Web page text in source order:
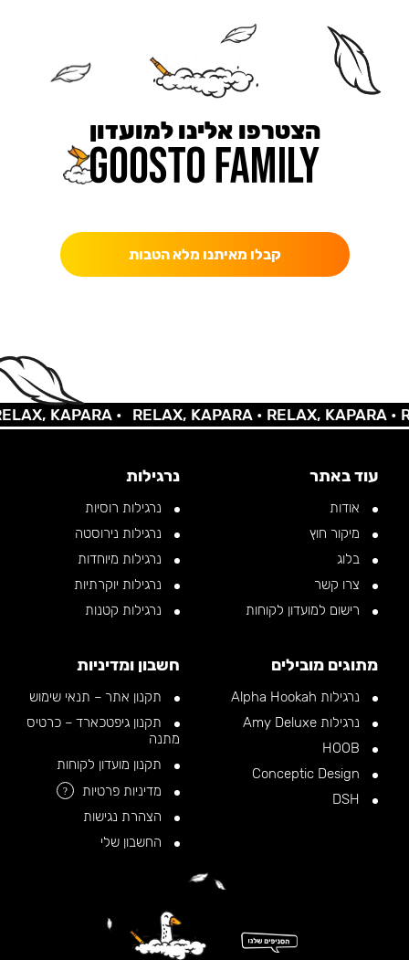
הצטרפו אלינו למועדון
קבלו מאיתנו מלא הטבות
KAPARA • RELAX, KAPARA •RELAX, KAPARA •
עוד באתר
אודות
מיקור חוץ
בלוג
צרו קשר
רישום למועדון לקוחות
נרגילות
נרגילות רוסיות
נרגילות נירוסטה
נרגילות מיוחדות
נרגילות יוקרתיות
נרגילות קטנות
מתוגים מובילים
נרגילות Alpha Hookah
נרגילות Amy Deluxe
חשבון ומדיניות
תקנון אתר – תנאי שימוש
תקנון גיפטכארד – כרטיס
מתנה
תקנון מועדון לקוחות
מדיניות פרטיות
?
הצהרת נגישות
החשבון שלי